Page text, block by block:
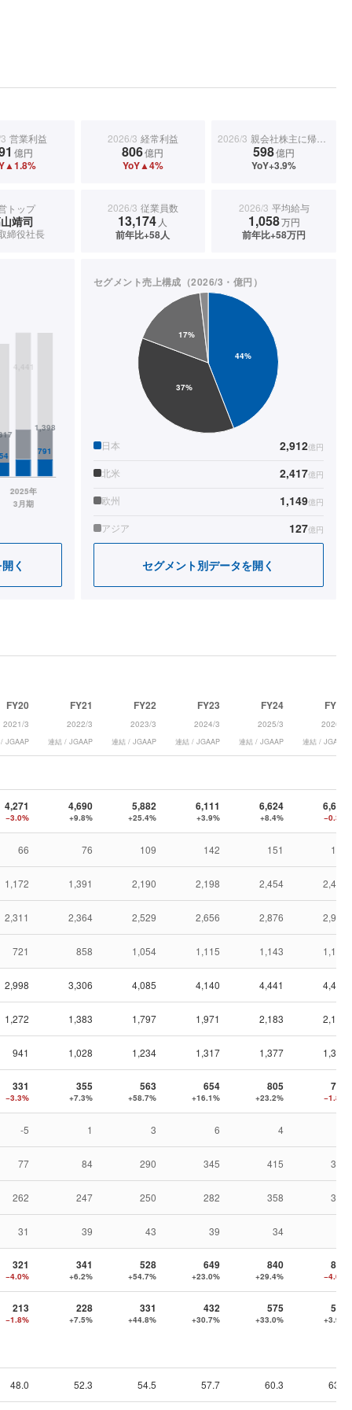
営業利益
億円
2026/3 経常利益
806億円
YoY▲4%
2026/3 親会社株主に帰属する当期純利益
598億円
YoY+3.9%
トップ
靖司
締役社長
2026/3 従業員数
13,174 人
前年比+58人
2026/3 平均給与
1,058万円
前年比+58万円
く
セグメント売上構成（2026/3・億円）
日本 2,912億円
北米 2,417億円
欧州 1,149億円
アジア 127億円
セグメント別データを開く
FY20
2021/3
JGAAP
FY21
2022/3
連結 / JGAAP
FY22
2023/3
連結 / JGAAP
FY23
2024/3
連結 / JGAAP
FY24
2025/3
連結 / JGAAP
FY25
2026/3
連結 / JGAAP
4,271
−3.0%
4,690
+9.8%
5,882
+25.4%
6,111
+3.9%
6,624
+8.4%
6,607
−0.3%
66 76 109 142 151 127
1,172 1,391 2,190 2,198 2,454 2,417
2,311 2,364 2,529 2,656 2,876 2,912
721 858 1,054 1,115 1,143 1,149
2,998 3,306 4,085 4,140 4,441 4,418
1,272 1,383 1,797 1,971 2,183 2,189
941 1,028 1,234 1,317 1,377 1,398
331
−3.3%
355
+7.3%
563
+58.7%
654
+16.1%
805
+23.2%
791
−1.8%
-5 1 3 6 4
77 84 290 345 415 378
262 247 250 282 358 391
31 39 43 39 34
321
−4.0%
341
+6.2%
528
+54.7%
649
+23.0%
840
+29.4%
806
−4.0%
213
−1.8%
228
+7.5%
331
+44.8%
432
+30.7%
575
+33.0%
598
+3.9%
48.0 52.3 54.5 57.7 60.3 63.6